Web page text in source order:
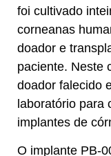
foi cultivado
corneanas
doador e
paciente. Neste
doador falecido
laboratório para
implantes de
O implante PB-